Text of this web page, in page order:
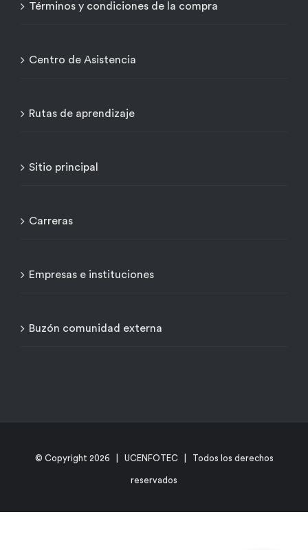
Términos y condiciones de la compra
Centro de Asistencia
Rutas de aprendizaje
Sitio principal
Carreras
Empresas e instituciones
Buzón comunidad externa
© Copyright 2026 | UCENFOTEC | Todos los derechos
reservados